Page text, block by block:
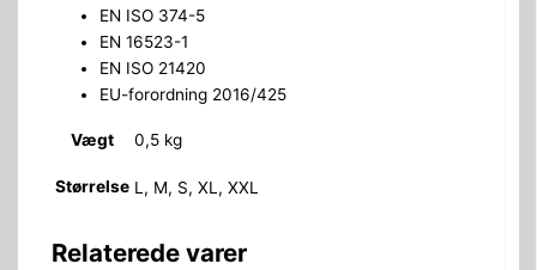
EN ISO 374-5
EN 16523-1
EN ISO 21420
EU-forordning 2016/425
Vægt 0,5 kg
Størrelse L, M, S, XL, XXL
Relaterede varer